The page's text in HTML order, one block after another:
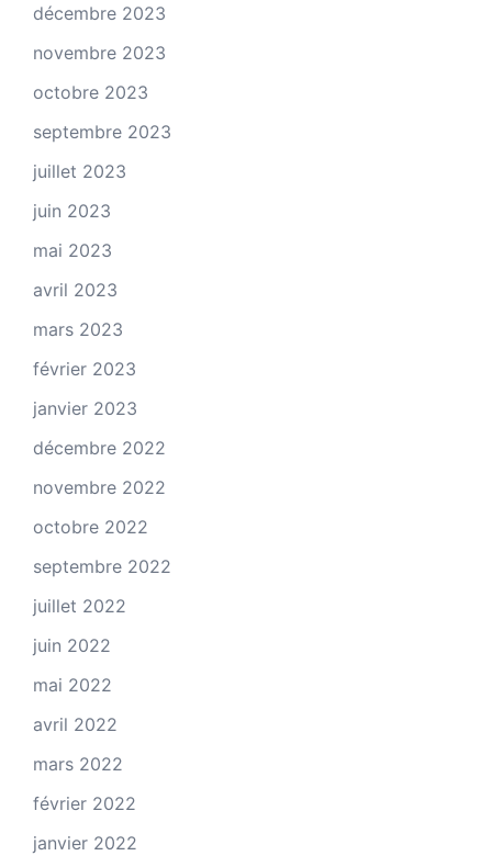
décembre 2023
novembre 2023
octobre 2023
septembre 2023
juillet 2023
juin 2023
mai 2023
avril 2023
mars 2023
février 2023
janvier 2023
décembre 2022
novembre 2022
octobre 2022
septembre 2022
juillet 2022
juin 2022
mai 2022
avril 2022
mars 2022
février 2022
janvier 2022